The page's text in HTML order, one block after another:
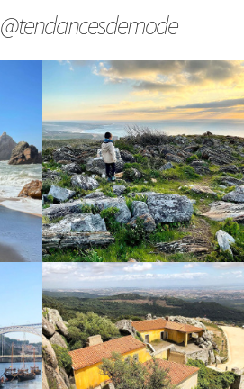
@tendancesdemode